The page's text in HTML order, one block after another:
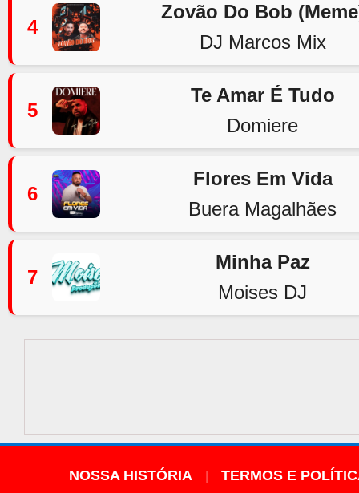
4
Zovão Do Bob
DJ Marcos Mix
5
Te Amar É Tudo
Domiere
6
Flores Em Vida
Buera Magalhães
7
Minha Paz
Moises DJ
NOSSA HISTÓRIA TERMOS E